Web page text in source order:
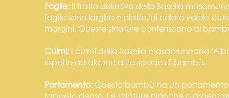
Foglie: Il tratto distintivo della Sasella
foglie sono larghe e piatte, di colore verde
margini. Queste striature conferiscono al
Culmi: I culmi della Sasella masamuneana
rispetto ad alcune altre specie di bambù.
Portamento: Questo bambù ha un